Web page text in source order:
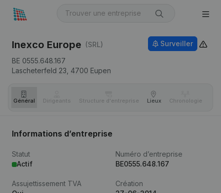
Inexco Europe (SRL)
BE 0555.648.167
Lascheterfeld 23, 4700 Eupen
Surveiller
Général Dirigeants Structure d'entreprise Lieux Chronologie
Informations d’entreprise
Statut
Actif
Numéro d’entreprise
BE0555.648.167
Assujettissement TVA
Création